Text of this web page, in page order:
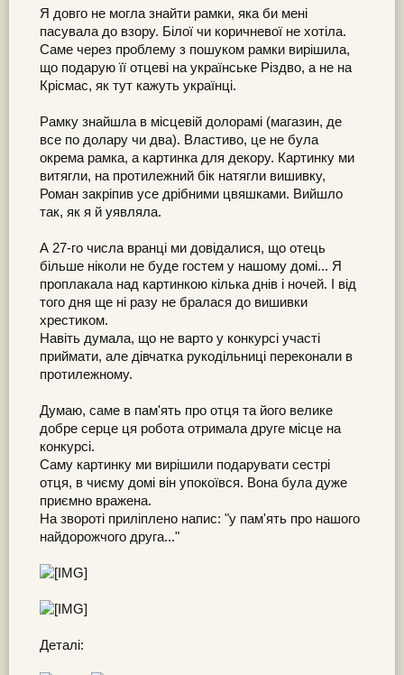
Я довго не могла знайти рамки, яка би мені
пасувала до взору. Білої чи коричневої не хотіла.
Саме через проблему з пошуком рамки вирішила,
що подарую її отцеві на українське Різдво, а не на
Крісмас, як тут кажуть українці.
Рамку знайшла в місцевій долорамі (магазин, де
все по долару чи два). Властиво, це не була
окрема рамка, а картинка для декору. Картинку ми
витягли, на протилежний бік натягли вишивку,
Роман закріпив усе дрібними цвяшками. Вийшло
так, як я й уявляла.
А 27-го числа вранці ми довідалися, що отець
більше ніколи не буде гостем у нашому домі... Я
проплакала над картинкою кілька днів і ночей. І від
того дня ще ні разу не бралася до вишивки
хрестиком.
Навіть думала, що не варто у конкурсі участі
приймати, але дівчатка рукодільниці переконали в
протилежному.
Думаю, саме в пам'ять про отця та його велике
добре серце ця робота отримала друге місце на
конкурсі.
Саму картинку ми вирішили подарувати сестрі
отця, в чиєму домі він упокоївся. Вона була дуже
приємно вражена.
На звороті приліплено напис: "у пам'ять про нашого
найдорожчого друга..."
Деталі: